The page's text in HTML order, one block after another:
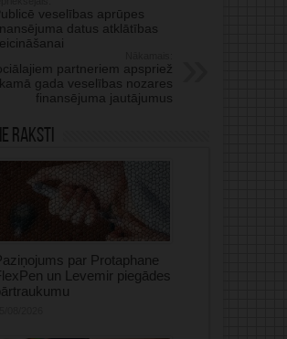
veselības aprūpes
datus atklātības
partneriem apspriež
gada veselības nozares
finansējuma jautājumus
raksti
par Protaphane
un Levemir piegādes